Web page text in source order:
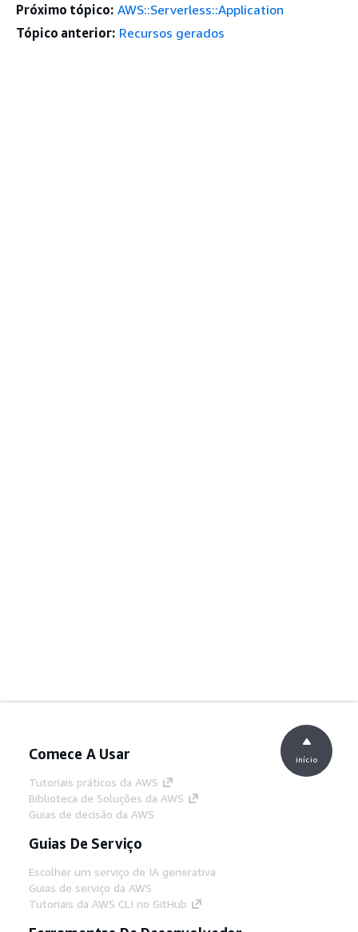
Próximo tópico: AWS::Serverless::Application
Tópico anterior: Recursos gerados
Comece A Usar
Tutoriais práticos da AWS
Biblioteca de Soluções da AWS
Guias de decisão da AWS
Guias De Serviço
Escolher um serviço de IA generativa
Guias de serviço da AWS
Tutoriais da AWS CLI no GitHub
início